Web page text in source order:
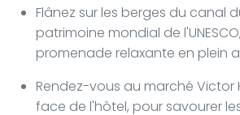
Flânez sur les berges du canal
patrimoine mondial de
promenade relaxante en plein
Rendez-vous au marché Victor
face de l'hôtel, pour savourer